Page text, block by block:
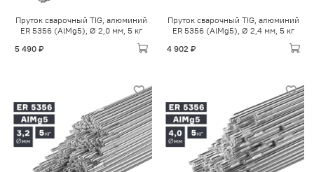
Пруток сварочный TIG, алюминий
ER 5356 (AlMg5), Ø 2,0 мм, 5 кг
5 490 ₽
Пруток сварочный TIG, алюминий
ER 5356 (AlMg5), Ø 2,4 мм, 5 кг
4 902 ₽